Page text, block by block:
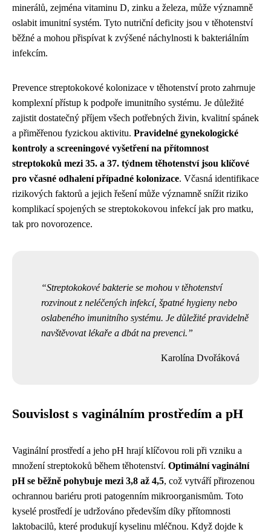
minerálů, zejména vitaminu D, zinku a železa, může významně
oslabit imunitní systém. Tyto nutriční deficity jsou v těhotenství
běžné a mohou přispívat k zvýšené náchylnosti k bakteriálním
infekcím.
Prevence streptokokové kolonizace v těhotenství proto zahrnuje
komplexní přístup k podpoře imunitního systému. Je důležité
zajistit dostatečný příjem všech potřebných živin, kvalitní spánek
a přiměřenou fyzickou aktivitu. Pravidelné gynekologické
kontroly a screeningové vyšetření na přítomnost
streptokoků mezi 35. a 37. týdnem těhotenství jsou klíčové
pro včasné odhalení případné kolonizace. Včasná identifikace
rizikových faktorů a jejich řešení může významně snížit riziko
komplikací spojených se streptokokovou infekcí jak pro matku,
tak pro novorozence.
Streptokokové bakterie se mohou v těhotenství
rozvinout z neléčených infekcí, špatné hygieny nebo
oslabeného imunitního systému. Je důležité pravidelně
navštěvovat lékaře a dbát na prevenci.
Karolína Dvořáková
Souvislost s vaginálním prostředím a pH
Vaginální prostředí a jeho pH hrají klíčovou roli při vzniku a
množení streptokoků během těhotenství. Optimální vaginální
pH se běžně pohybuje mezi 3,8 až 4,5, což vytváří přirozenou
ochrannou bariéru proti patogenním mikroorganismům. Toto
kyselé prostředí je udržováno především díky přítomnosti
laktobacilů, které produkují kyselinu mléčnou. Když dojde k